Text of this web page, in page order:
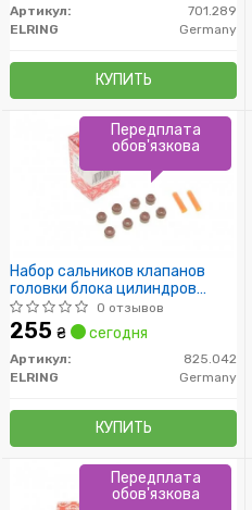
Артикул:
701.289
ELRING
Germany
КУПИТЬ
Набор сальников клапанов
головки блока цилиндров
двигателя
0 отзывов
255 ₴ сегодня
Артикул:
825.042
ELRING
Germany
КУПИТЬ
Передплата
обов'язкова
Передплата
обов'язкова